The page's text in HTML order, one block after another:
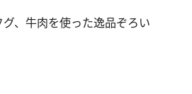
、牛肉を使った逸品ぞろい